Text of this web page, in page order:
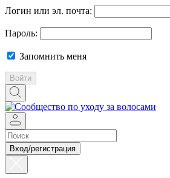
Логин или эл. почта:
Пароль:
Запомнить меня
Войти
Вход/регистрация